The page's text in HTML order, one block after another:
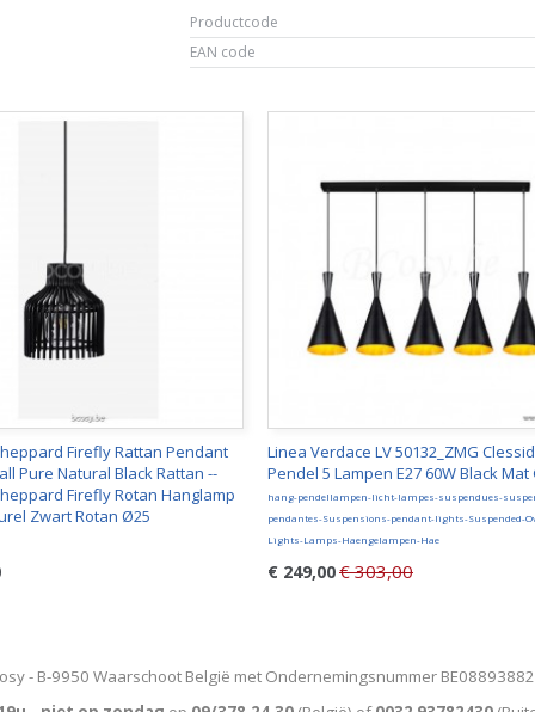
Productcode
EAN code
Firefly Rattan Pendant
Pure Natural Black Rattan --
Firefly Rotan Hanglamp
Zwart Rotan Ø25
Linea Verdace LV 50132_ZMG
Pendel 5 Lampen E27 60W Black Mat
hang-pendellampen-licht-lampes-suspendues-
pendantes-Suspensions-pendant-lights-Suspended-
Lights-Lamps-Haengelampen-Hae
€ 249,00€ 303,00
- B-9950 Waarschoot België met Ondernemingsnummer